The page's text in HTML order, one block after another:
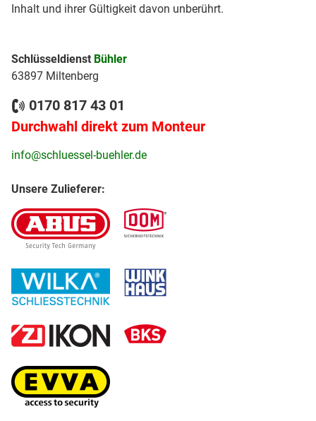
Inhalt und ihrer Gültigkeit davon unberührt.
Schlüsseldienst Bühler
63897 Miltenberg
0170 817 43 01
Durchwahl direkt zum Monteur
info@schluessel-buehler.de
Unsere Zulieferer: